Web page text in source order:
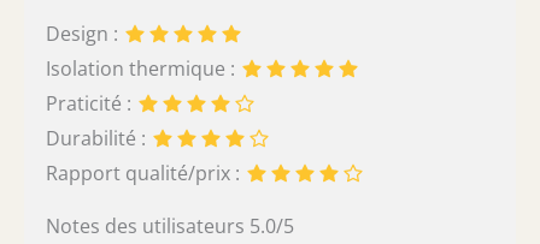
Design :
Isolation thermique :
Praticité :
Durabilité :
Rapport qualité/prix :
Notes des utilisateurs 5.0/5